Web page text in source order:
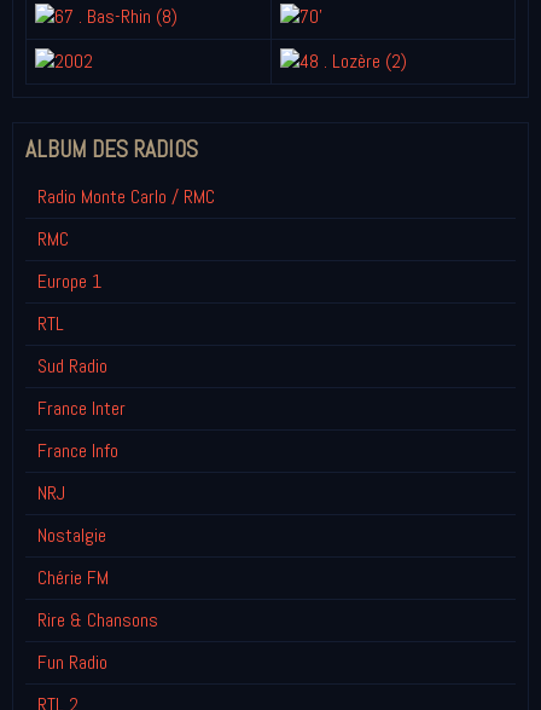
ALBUM DES RADIOS
Radio Monte Carlo / RMC
RMC
Europe 1
RTL
Sud Radio
France Inter
France Info
NRJ
Nostalgie
Chérie FM
Rire & Chansons
Fun Radio
RTL 2